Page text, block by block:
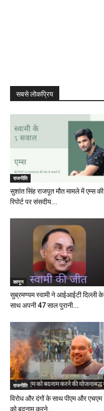
सबसे लोकप्रिय
राजनीति
सुशांत सिंह राजपूत मौत मामले में एम्स की
रिपोर्ट पर संसदीय...
कानून
सुब्रमण्यम स्वामी ने आईआईटी दिल्ली के
साथ अपनी 47 साल पुरानी...
राजनीति
विरोध और दंगों के साथ पीएम और एचएम
को बदनाम करने...